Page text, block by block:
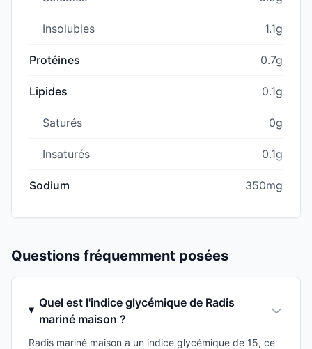
Insolubles 1.1g
Protéines 0.7g
Lipides 0.1g
Saturés 0g
Insaturés 0.1g
Sodium 350mg
Questions fréquemment posées
Quel est l'indice glycémique de Radis
mariné maison ?
Radis mariné maison a un indice glycémique de 15, ce